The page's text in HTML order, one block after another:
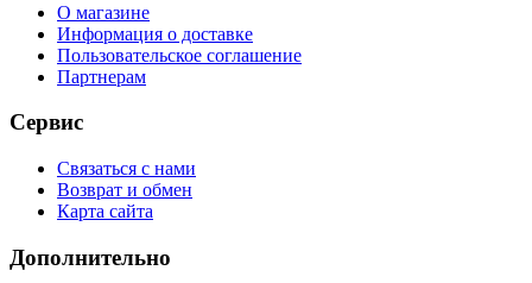
О магазине
Информация о доставке
Пользовательское соглашение
Партнерам
Сервис
Связаться с нами
Возврат и обмен
Карта сайта
Дополнительно